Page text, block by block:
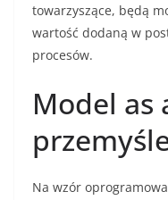
towarzyszące, będą
wartość dodaną w
procesów.
Model as
Na wzór